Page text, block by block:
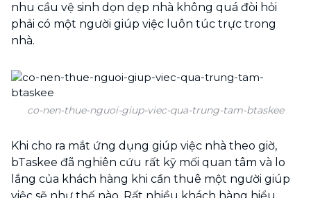
nhu cầu vệ sinh dọn dẹp nhà không quá đòi hỏi
phải có một người giúp việc luôn túc trực trong
nhà.
co-nen-thue-nguoi-giup-viec-qua-trung-tam-btaskee
Khi cho ra mắt ứng dụng giúp việc nhà theo giờ,
bTaskee đã nghiên cứu rất kỹ mối quan tâm và lo
lắng của khách hàng khi cần thuê một người giúp